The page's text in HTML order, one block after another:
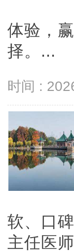
体验，
择。...
时间 :
软、口
主任医